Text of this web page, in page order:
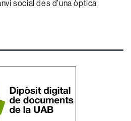
social des d’una òptica